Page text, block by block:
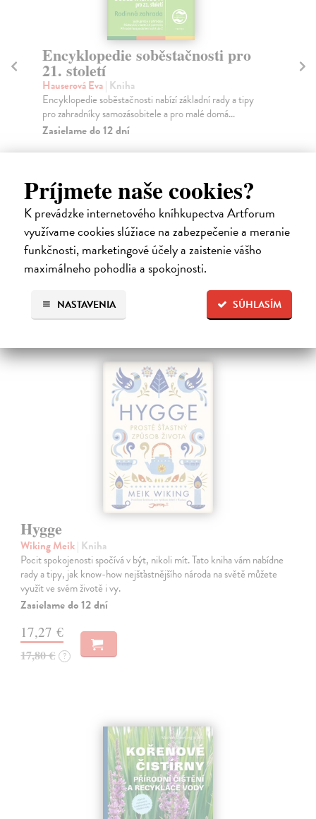
Príjmete naše cookies?
K prevádzke internetového kníhkupectva Artforum
využívame cookies slúžiace na zabezpečenie a meranie
funkčnosti, marketingové účely a zaistenie vášho
maximálneho pohodlia a spokojnosti.
SÚHLASÍM
NASTAVENIA
Encyklopedie soběstačnosti pro
21. století
Hauserová Eva| Kniha
Encyklopedie soběstačnosti nabízí základní rady a tipy
pro zahradníky samozásobitele a pro malé domá...
Zasielame do 12 dní
18,24 €
18,80 €
Ďalšie z kategórie domov a
záhrada
Hygge
Wiking Meik| Kniha
Pocit spokojenosti spočívá v být, nikoli mít. Tato kniha vám nabídne
rady a tipy, jak know-how nejšťastnějšího národa na světě můžete
využít ve svém životě i vy.
Zasielame do 12 dní
17,27 €
17,80 € ?